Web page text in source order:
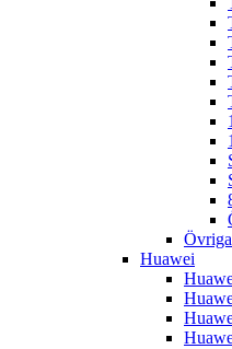
Huawei